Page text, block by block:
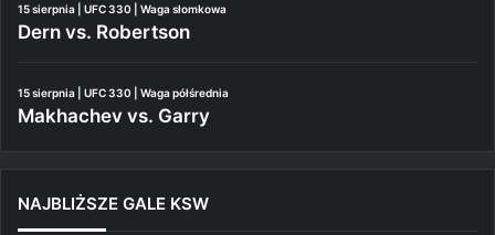
15 sierpnia | UFC 330 | Waga słomkowa
Dern vs. Robertson
15 sierpnia | UFC 330 | Waga półśrednia
Makhachev vs. Garry
NAJBLIŻSZE GALE KSW